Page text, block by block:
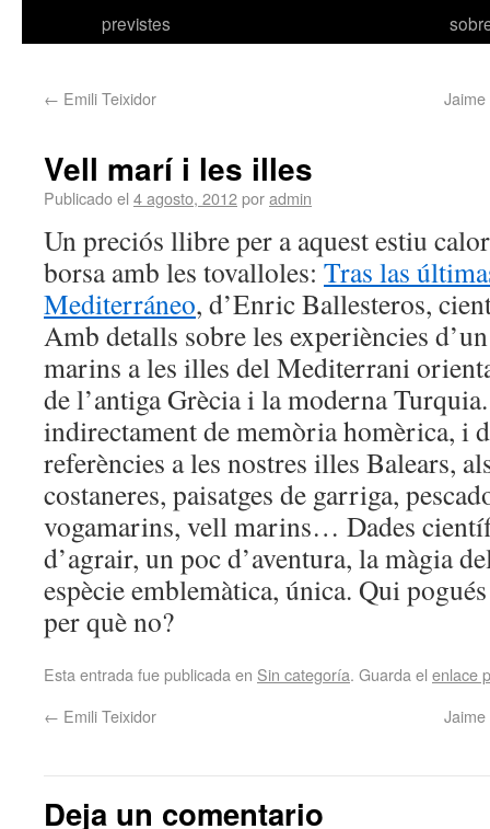
previstes
← Emili Teixidor
Vell marí i les illes
Publicado el 4 agosto, 2012poradmin
Un preciós llibre per a aquest estiu
borsa amb les tovalloles: Tras las
Mediterráneo, d’Enric Ballesteros,
Amb detalls sobre les experiències
marins a les illes del Mediterrani
de l’antiga Grècia i la moderna
indirectament de memòria homèrica, i
referències a les nostres illes Balears,
costaneres, paisatges de garriga,
vogamarins, vell marins… Dades
d’agrair, un poc d’aventura, la màgia
espècie emblemàtica, única. Qui
per què no?
Esta entrada fue publicada en Sin categoría. Guarda el enlace
← Emili Teixidor
Deja un comentario